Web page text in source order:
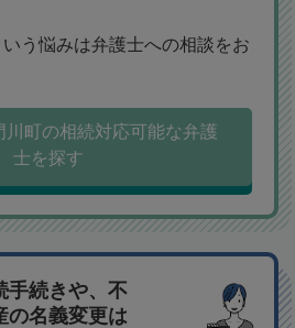
う悩みは弁護士への相談をお
川町の相続対応可能な弁護
士を探す
手続きや、不
の名義変更は